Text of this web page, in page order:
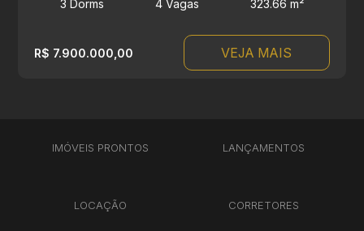
3 Dorms 4 Vagas 323.66 m²
R$ 7.900.000,00 VEJA MAIS
IMÓVEIS PRONTOS LANÇAMENTOS
LOCAÇÃO CORRETORES